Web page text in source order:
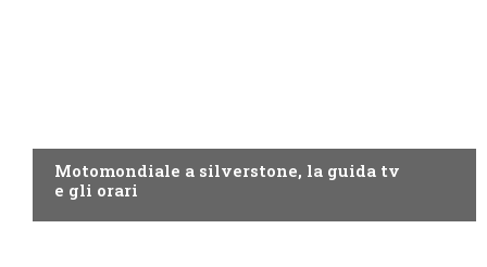
Motomondiale a silverstone, la guida tv
e gli orari